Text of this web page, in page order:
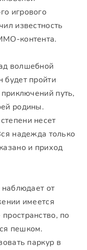
игрового
известность
контента.
волшебной
будет пройти
путь,
родины.
несет
надежда только
и приход
от
имеется
по
пешком.
паркур в